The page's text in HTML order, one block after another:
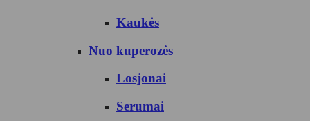
Kaukės
Nuo kuperozės
Losjonai
Serumai